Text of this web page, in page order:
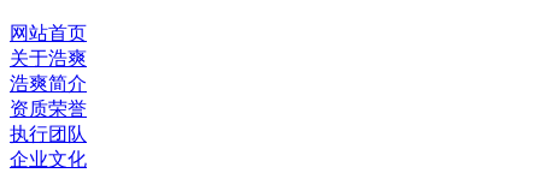
网站首页
关于浩爽
浩爽简介
资质荣誉
执行团队
企业文化